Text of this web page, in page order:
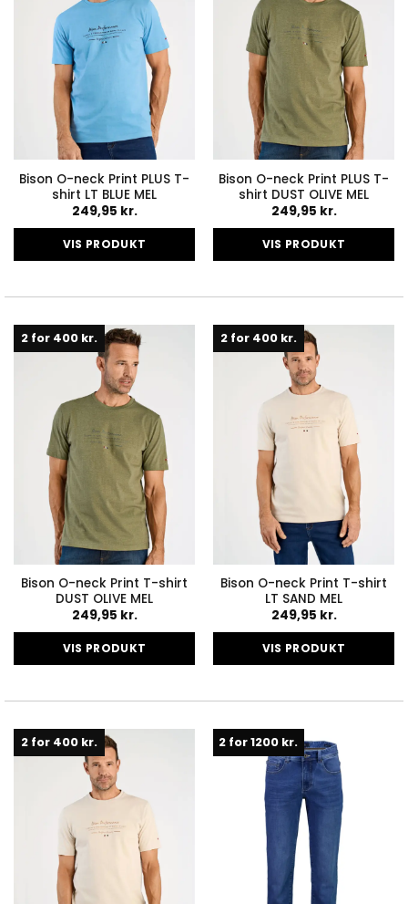
varesiden
på
varesiden
Bison O-neck Print PLUS T-
shirt LT BLUE MEL
249,95 kr.
VIS PRODUKT
flere
varianter.
Mulighederne
kan
vælges
på
varesiden
Bison O-neck Print PLUS T-
shirt DUST OLIVE MEL
249,95 kr.
VIS PRODUKT
flere
varianter.
Mulighederne
kan
på
varesiden
2 for 400 kr.
Bison O-neck Print T-shirt
DUST OLIVE MEL
249,95 kr.
VIS PRODUKT
flere
varianter.
Mulighederne
kan
på
varesiden
2 for 400 kr.
Bison O-neck Print T-shirt
LT SAND MEL
249,95 kr.
VIS PRODUKT
flere
varianter.
Mulighederne
kan
vælges
på
varesiden
2 for 400 kr. 2 for 1200 kr.